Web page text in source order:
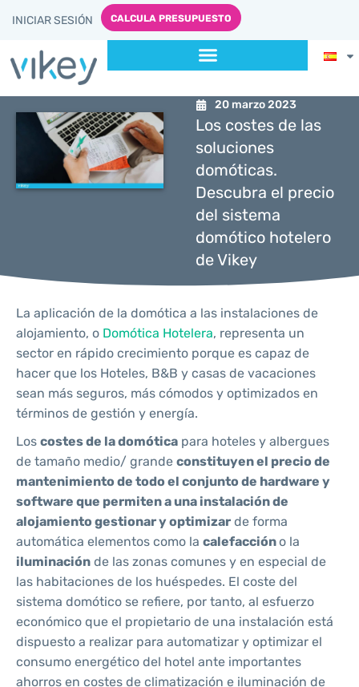
INICIAR SESIÓN CALCULA PRESUPUESTO
20 marzo 2023
Los costes de las
soluciones
domóticas.
Descubra el precio
del sistema
domótico hotelero
de Vikey
La aplicación de la domótica a las instalaciones de
alojamiento, o Domótica Hotelera, representa un
sector en rápido crecimiento porque es capaz de
hacer que los Hoteles, B&B y casas de vacaciones
sean más seguros, más cómodos y optimizados en
términos de gestión y energía.
Los costes de la domótica para hoteles y albergues
de tamaño medio/ grande constituyen el precio de
mantenimiento de todo el conjunto de hardware y
software que permiten a una instalación de
alojamiento gestionar y optimizar de forma
automática elementos como la calefaccióno la
iluminación de las zonas comunes y en especial de
las habitaciones de los huéspedes. El coste del
sistema domótico se refiere, por tanto, al esfuerzo
económico que el propietario de una instalación está
dispuesto a realizar para automatizar y optimizar el
consumo energético del hotel ante importantes
ahorros en costes de climatización e iluminación de